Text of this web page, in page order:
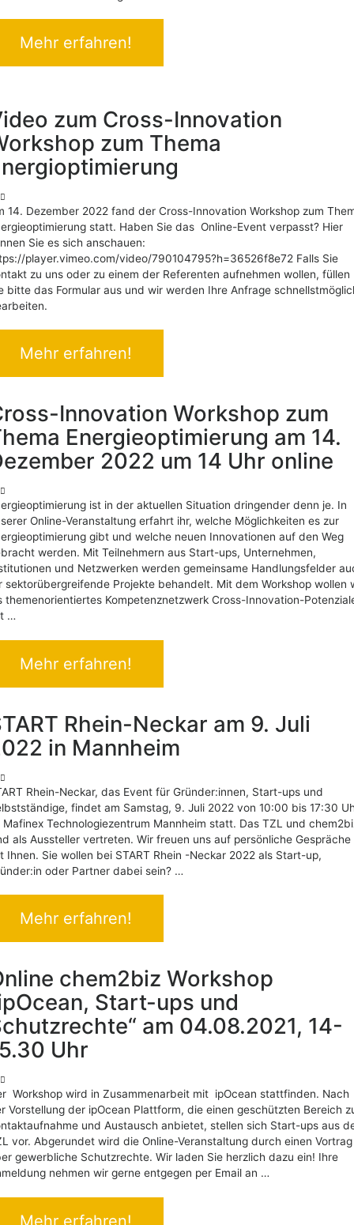
Mehr erfahren!
zum Cross-Innovation
zum Thema
14. Dezember 2022 fand der Cross-Innovation Workshop zum
statt. Haben Sie das Online-Event verpasst? Hier
Sie es sich anschauen:
player.vimeo.com/video/790104795?h=36526f8e72 Falls Sie
zu uns oder zu einem der Referenten aufnehmen wollen, füllen
bitte das Formular aus und wir werden Ihre Anfrage
Mehr erfahren!
Innovation Workshop zum
Energieoptimierung am 14.
2022 um 14 Uhr online
ist in der aktuellen Situation dringender denn je. In
Online-Veranstaltung erfahrt ihr, welche Möglichkeiten es zur
gibt und welche neuen Innovationen auf den Weg
werden. Mit Teilnehmern aus Start-ups, Unternehmen,
und Netzwerken werden gemeinsame Handlungsfelder
sektorübergreifende Projekte behandelt. Mit dem Workshop wollen
themenorientiertes Kompetenznetzwerk Cross-Innovation-
…
Mehr erfahren!
Rhein-Neckar am 9. Juli
in Mannheim
Rhein-Neckar, das Event für Gründer:innen, Start-ups und
findet am Samstag, 9. Juli 2022 von 10:00 bis 17:30
Mafinex Technologiezentrum Mannheim statt. Das TZL und
als Aussteller vertreten. Wir freuen uns auf persönliche Gespräche
Ihnen. Sie wollen bei START Rhein -Neckar 2022 als Start-up,
oder Partner dabei sein? …
Mehr erfahren!
chem2biz Workshop
Start-ups und
am 04.08.2021, 14-
Uhr
Workshop wird in Zusammenarbeit mit ipOcean stattfinden. Nach
Vorstellung der ipOcean Plattform, die einen geschützten Bereich
und Austausch anbietet, stellen sich Start-ups aus
vor. Abgerundet wird die Online-Veranstaltung durch einen Vortrag
gewerbliche Schutzrechte. Wir laden Sie herzlich dazu ein! Ihre
nehmen wir gerne entgegen per Email an …
Mehr erfahren!